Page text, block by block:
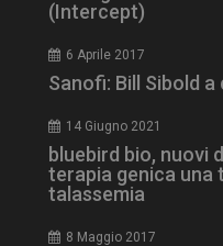
(Intercept)
6 Aprile 2017
Sanofi: Bill Sibold a
14 Giugno 2021
bluebird bio, nuovi
terapia genica una
talassemia
8 Maggio 2017
tracking-sites-
ironfish-session-id